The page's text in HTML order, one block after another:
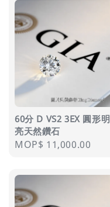
60分 D VS2 3EX 圓形明
亮天然鑽石
Regular
MOP$ 11,000.00